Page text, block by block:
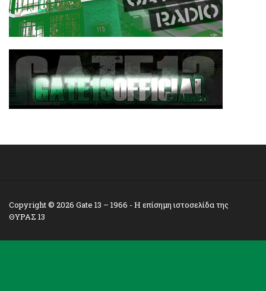
Copyright © 2026 Gate 13 – 1966 - Η επίσημη ιστοσελίδα της
ΘΥΡΑΣ 13